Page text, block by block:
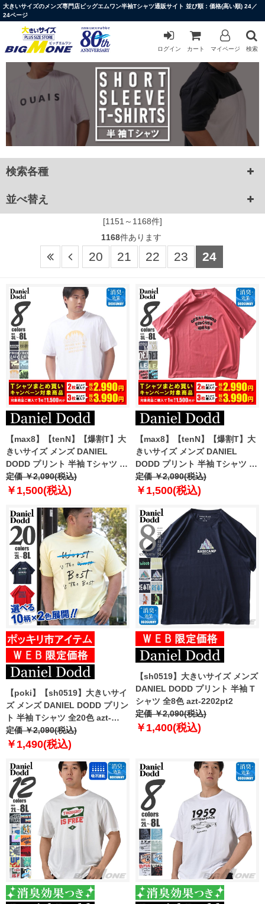
大きいサイズのメンズ専門店ビッグエムワン半袖Tシャツ通販サイト 並び順：価格(高い順) 24／
24ページ
ログイン カート マイページ 検索
検索各種
並べ替え
[1151～1168件]
1168件あります
20 21 22 23 24
【max8】【tenN】【爆割T】大
きいサイズ メンズ DANIEL
DODD プリント 半袖 Tシャツ 全
8色 azt-2502pt7 【t2501】
定価 ￥2,090(税込)
￥1,500(税込)
【max8】【tenN】【爆割T】大
きいサイズ メンズ DANIEL
DODD プリント 半袖 Tシャツ 全
8色 azt-2502pt8
定価 ￥2,090(税込)
￥1,500(税込)
【poki】【sh0519】大きいサイ
ズ メンズ DANIEL DODD プリン
ト 半袖 Tシャツ 全20色 azt-
2202pt1
定価 ￥2,090(税込)
￥1,490(税込)
【sh0519】大きいサイズ メンズ
DANIEL DODD プリント 半袖 T
シャツ 全8色 azt-2202pt2
定価 ￥2,090(税込)
￥1,400(税込)